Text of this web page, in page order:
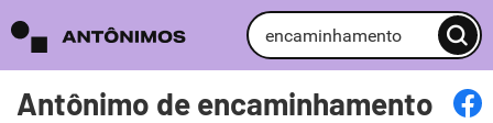
Antônimo de encaminhamento